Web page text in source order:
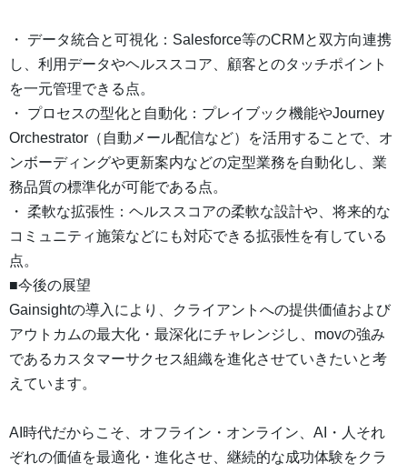
・ データ統合と可視化：Salesforce等のCRMと双方向連携
し、利用データやヘルススコア、顧客とのタッチポイント
を一元管理できる点。
・ プロセスの型化と自動化：プレイブック機能やJourney
Orchestrator（自動メール配信など）を活用することで、オ
ンボーディングや更新案内などの定型業務を自動化し、業
務品質の標準化が可能である点。
・ 柔軟な拡張性：ヘルススコアの柔軟な設計や、将来的な
コミュニティ施策などにも対応できる拡張性を有している
点。
■今後の展望
Gainsightの導入により、クライアントへの提供価値および
アウトカムの最大化・最深化にチャレンジし、movの強み
であるカスタマーサクセス組織を進化させていきたいと考
えています。
AI時代だからこそ、オフライン・オンライン、AI・人それ
ぞれの価値を最適化・進化させ、継続的な成功体験をクラ